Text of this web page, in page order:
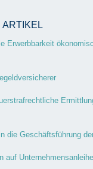
ARTIKEL
Erwerbbarkeit
die Geschäftsführung
auf